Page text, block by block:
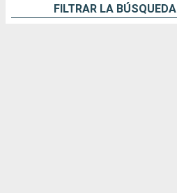
FILTRAR LA BÚSQUEDA